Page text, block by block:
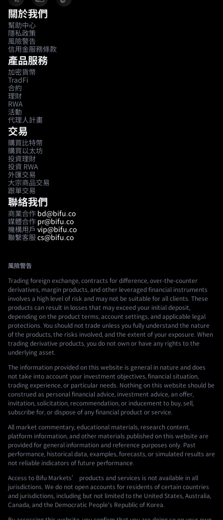
關於我們
幫助中心
隱私政策
風險警告
信用金服務條款
產品服務
加密貨幣
TradFi
合約
理財
RWA
活動
代理人計畫
交易
購買比特幣
購買以太坊
投資理財
投資 RWA
外匯交易
大宗商品交易
跟單交易
聯絡我們
商業合作 bd@bifu.co
媒體合作 pr@bifu.co
機構用戶 vip@bifu.co
聯繫客服 cs@bifu.co
風險警告
Trading foreign exchange, contracts for difference, over-the-counter
derivatives, margin products, and other leveraged financial instruments
involves a high level of risk and may not be suitable for all clients. These
products can result in losses that may exceed your initial deposit,
depending on the product terms, account settings, and applicable legal
protections. You should not trade unless you fully understand the nature
of the products, the risks involved, and the extent of your exposure. When
trading derivative products, you do not own or have any rights to the
underlying asset.
The information provided on this website is general in nature and does
not take into account your investment objectives, financial situation,
trading experience, or particular needs. Nothing on this website should be
construed as personal financial advice, investment advice, an offer,
invitation, solicitation, recommendation, or inducement to buy, sell,
subscribe for, or dispose of any financial product or service.
All market commentary, educational materials, research content,
platform information, and other materials published on this website are
provided for general information and reference purposes only. Past
performance, historical data, examples, forecasts, or simulated results are
not reliable indicators of future performance.
Access to Bifu Markets’ products and services is not available in all
jurisdictions. We do not open accounts for residents of certain countries
and jurisdictions, including but not limited to the United States, Australia,
Canada, and the Democratic People's Republic of Korea.